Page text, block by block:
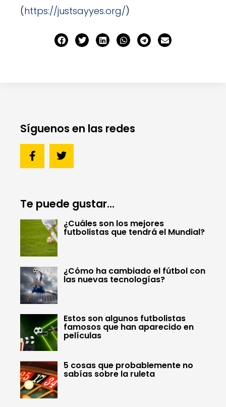
(https://justsayyes.org/)
Síguenos en las redes
Te puede gustar...
¿Cuáles son los mejores
futbolistas que tendrá el Mundial?
¿Cómo ha cambiado el fútbol con
las nuevas tecnologías?
Estos son algunos futbolistas
famosos que han aparecido en
películas
5 cosas que probablemente no
sabías sobre la ruleta